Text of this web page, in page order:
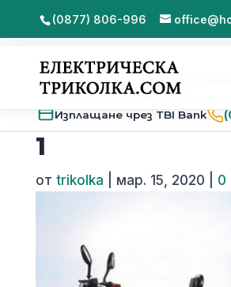
(0877) 806-996
2 години
Бърза доставка в
Изплащане чрез TBI Bank
1
от trikolka мар. 15, 2020 0